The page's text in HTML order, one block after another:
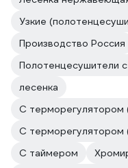
Узкие
Производство Россия
Полотенцесушители
лесенка
С терморегулятором
С таймером